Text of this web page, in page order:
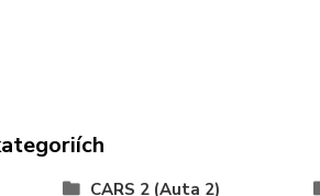
CARS 2 (Auta 2)